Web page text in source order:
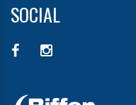
SOCIAL